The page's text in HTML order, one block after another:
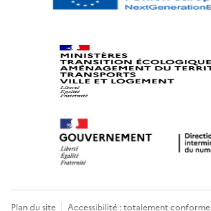
Plan du site Accessibilité : totalement conforme